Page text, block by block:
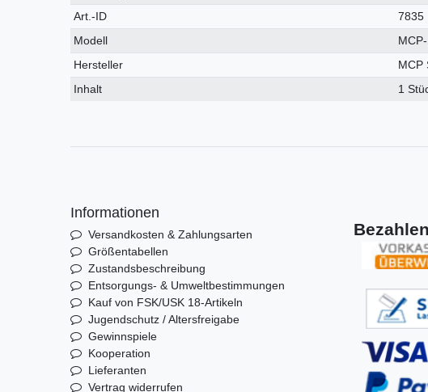
Merkmal
Art.-ID
7835
Modell
Hersteller
MCP
Inhalt
1
Informationen
Versandkosten & Zahlungsarten
Größentabellen
Zustandsbeschreibung
Entsorgungs- & Umweltbestimmungen
Kauf von FSK/USK 18-Artikeln
Jugendschutz / Altersfreigabe
Gewinnspiele
Kooperation
Lieferanten
Vertrag widerrufen